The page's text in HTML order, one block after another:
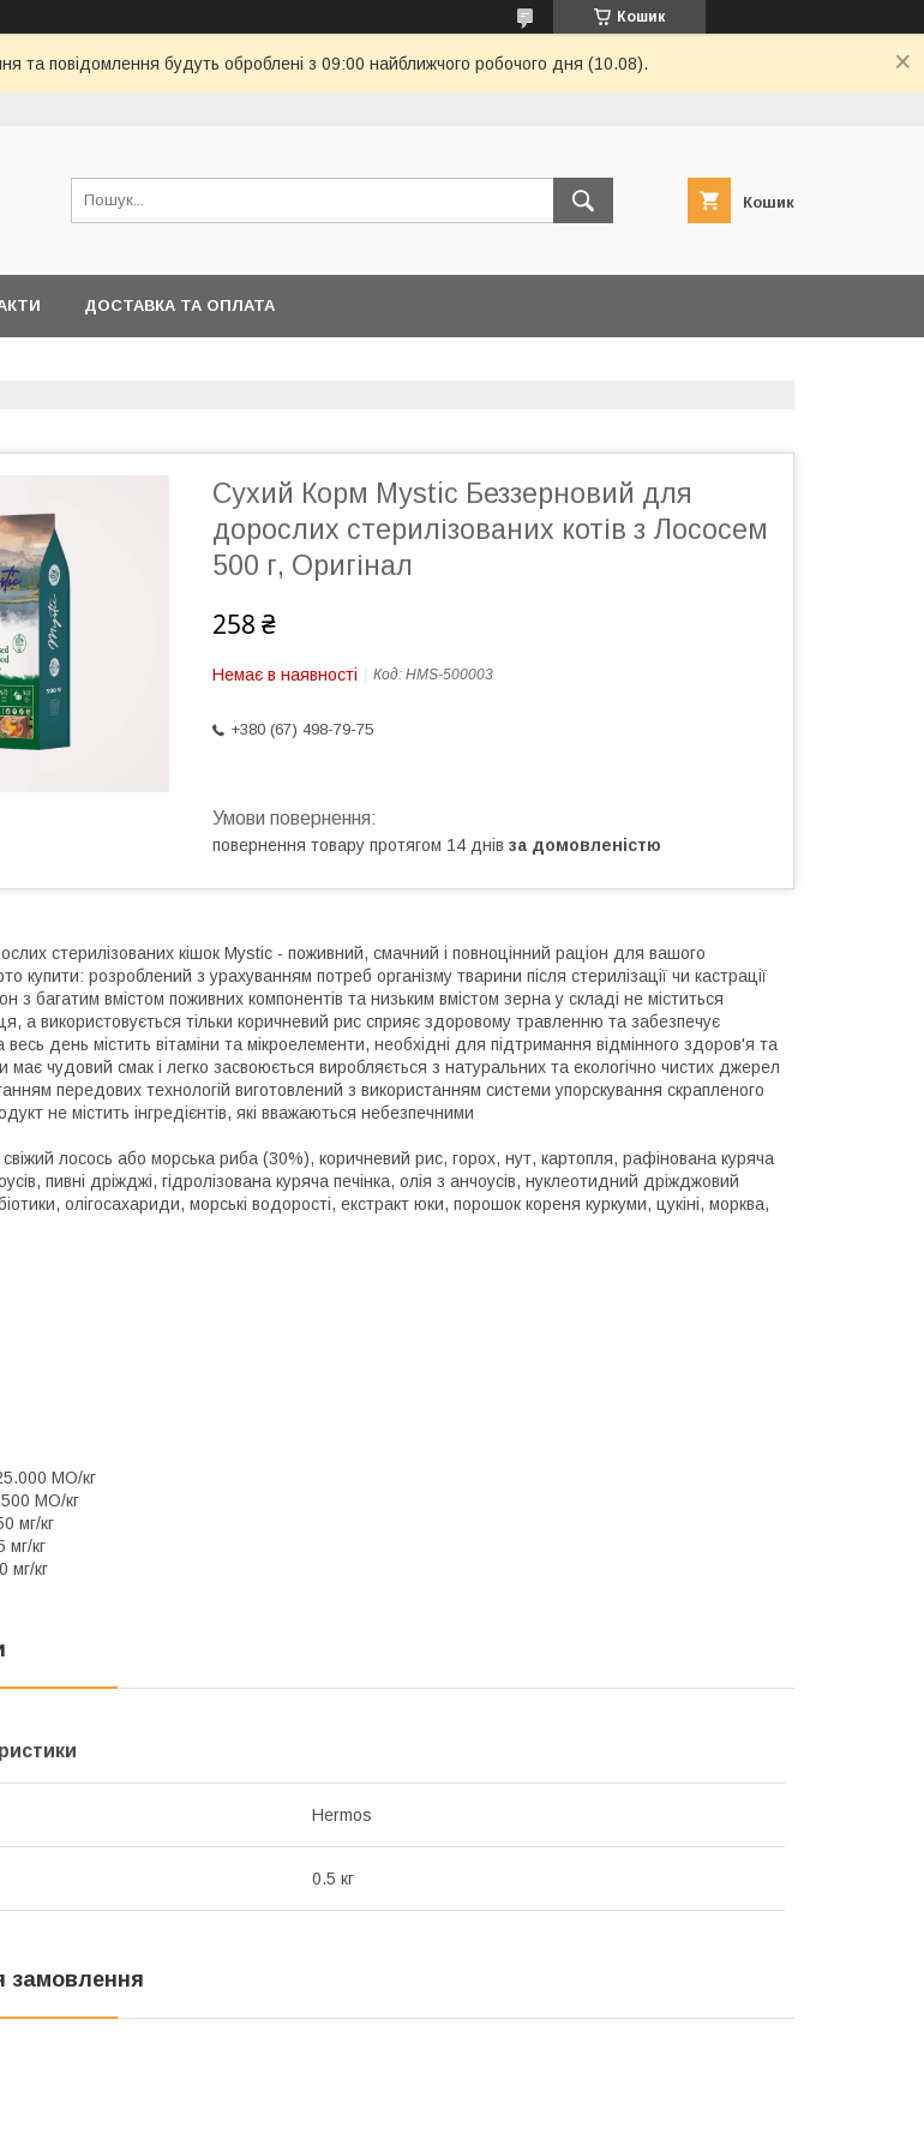
Кошик
та повідомлення будуть оброблені з 09:00 найближчого робочого дня (10.08).
Кошик
ДОСТАВКА ТА ОПЛАТА
Сухий Корм Mystic Беззерновий для
дорослих стерилізованих котів з Лососем
500 г, Оригінал
258 ₴
Немає в наявності Код: HMS-500003
+380 (67) 498-79-75
повернення товару протягом 14 днів за домовленістю
стерилізованих кішок Mystic - поживний, смачний і повноцінний раціон для вашого
купити: розроблений з урахуванням потреб організму тварини після стерилізації чи кастрації
з багатим вмістом поживних компонентів та низьким вмістом зерна у складі не міститься
а використовується тільки коричневий рис сприяє здоровому травленню та забезпечує
весь день містить вітаміни та мікроелементи, необхідні для підтримання відмінного здоров'я та
має чудовий смак і легко засвоюється виробляється з натуральних та екологічно чистих джерел
передових технологій виготовлений з використанням системи упорскування скрапленого
не містить інгредієнтів, які вважаються небезпечними
лосось або морська риба (30%), коричневий рис, горох, нут, картопля, рафінована куряча
пивні дріжджі, гідролізована куряча печінка, олія з анчоусів, нуклеотидний дріжджовий
олігосахариди, морські водорості, екстракт юки, порошок кореня куркуми, цукіні, морква,
МО/кг
МО/кг
мг/кг
мг/кг
мг/кг
Hermos
0.5 кг
замовлення